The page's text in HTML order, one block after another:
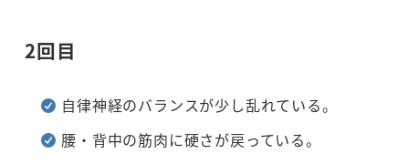
2回目
自律神経のバランスが少し乱れている。
腰・背中の筋肉に硬さが戻っている。